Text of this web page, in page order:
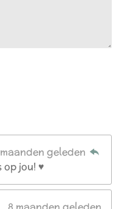
geleden
jou! ♥️